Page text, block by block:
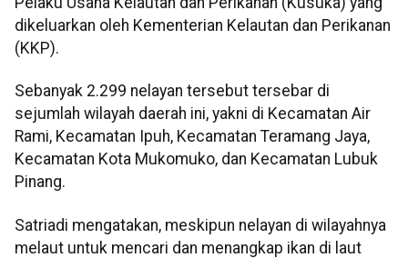
dikeluarkan oleh Kementerian Kelautan dan Perikanan
(KKP).
Sebanyak 2.299 nelayan tersebut tersebar di
sejumlah wilayah daerah ini, yakni di Kecamatan Air
Rami, Kecamatan Ipuh, Kecamatan Teramang Jaya,
Kecamatan Kota Mukomuko, dan Kecamatan Lubuk
Pinang.
Satriadi mengatakan, meskipun nelayan di wilayahnya
melaut untuk mencari dan menangkap ikan di laut